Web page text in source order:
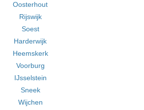
Oosterhout
Rijswijk
Soest
Harderwijk
Heemskerk
Voorburg
IJsselstein
Sneek
Wijchen